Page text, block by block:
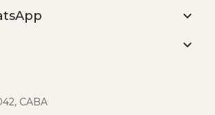


CABA